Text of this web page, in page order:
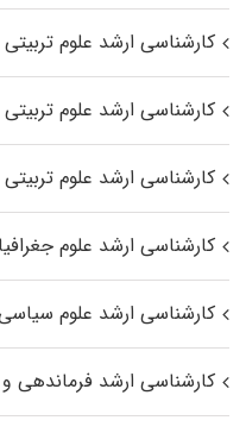
کارشناسی ارشد علوم تربیتی
کارشناسی ارشد علوم تربیتی ۲
کارشناسی ارشد علوم تربیتی ۳
کارشناسی ارشد علوم
کارشناسی ارشد علوم
کارشناسی ارشد فرماندهی